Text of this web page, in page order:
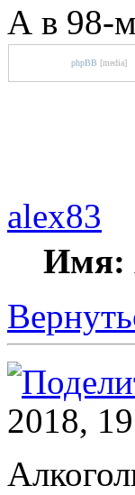
А в 98-
phpBB [media]
alex83
Имя:
2018,